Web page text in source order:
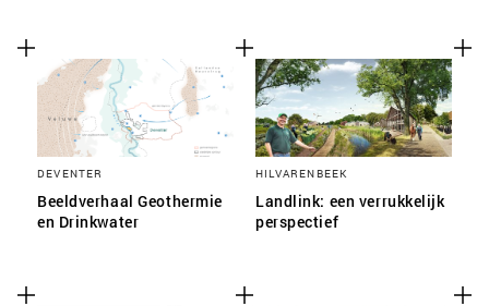
DEVENTER
Beeldverhaal Geothermie
en Drinkwater
HILVARENBEEK
Landlink: een verrukkelijk
perspectief